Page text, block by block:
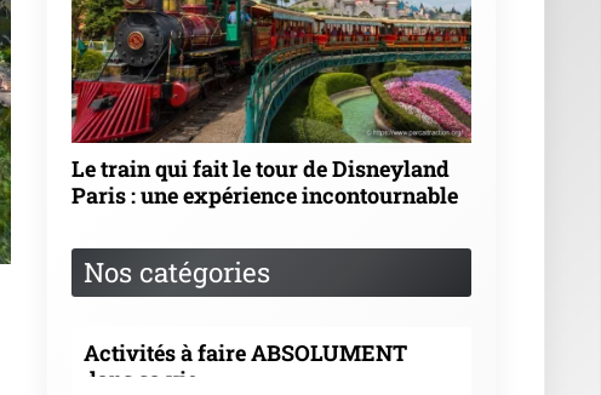
Le train qui fait le tour de Disneyland
Paris : une expérience incontournable
Nos catégories
Activités à faire ABSOLUMENT
dans sa vie